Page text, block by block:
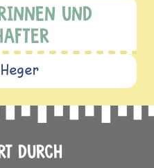
UND
DURCH